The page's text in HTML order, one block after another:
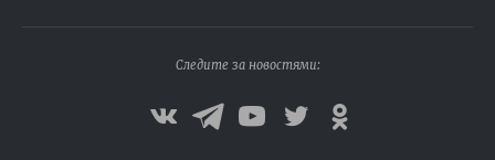
Следите за новостями: